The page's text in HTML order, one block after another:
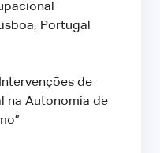
Portugal
de
na Autonomia de